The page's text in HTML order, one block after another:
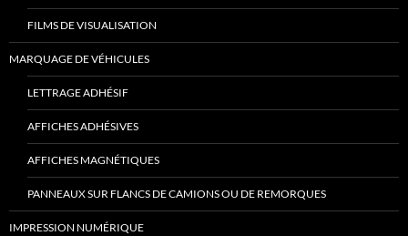
FILMS DE VISUALISATION
MARQUAGE DE VÉHICULES
LETTRAGE ADHÉSIF
AFFICHES ADHÉSIVES
AFFICHES MAGNÉTIQUES
PANNEAUX SUR FLANCS DE CAMIONS OU DE REMORQUES
IMPRESSION NUMÉRIQUE